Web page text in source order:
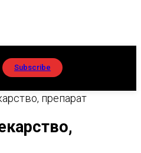
Subscribe
препарат